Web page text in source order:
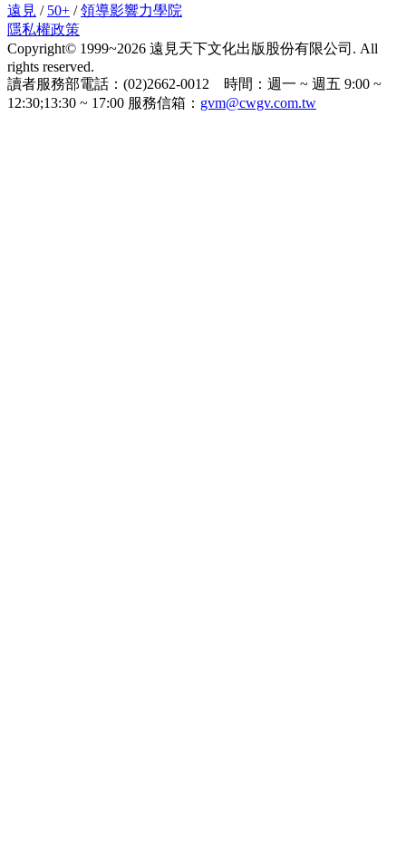
遠見 / 50+ /領導影響力學院
隱私權政策
Copyright© 1999~2026 遠見天下文化出版股份有限公司. All
rights reserved.
讀者服務部電話：(02)2662-0012 時間：週一 ~ 週五 9:00 ~
12:30;13:30 ~ 17:00 服務信箱： gvm@cwgv.com.tw